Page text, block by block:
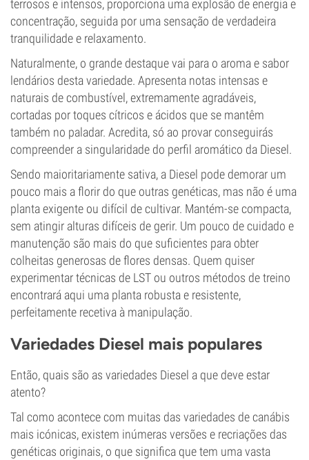
terrosos e intensos, proporciona uma explosão de energia e
concentração, seguida por uma sensação de verdadeira
tranquilidade e relaxamento.
Naturalmente, o grande destaque vai para o aroma e sabor
lendários desta variedade. Apresenta notas intensas e
naturais de combustível, extremamente agradáveis,
cortadas por toques cítricos e ácidos que se mantêm
também no paladar. Acredita, só ao provar conseguirás
compreender a singularidade do perfil aromático da Diesel.
Sendo maioritariamente sativa, a Diesel pode demorar um
pouco mais a florir do que outras genéticas, mas não é uma
planta exigente ou difícil de cultivar. Mantém-se compacta,
sem atingir alturas difíceis de gerir. Um pouco de cuidado e
manutenção são mais do que suficientes para obter
colheitas generosas de flores densas. Quem quiser
experimentar técnicas de LST ou outros métodos de treino
encontrará aqui uma planta robusta e resistente,
perfeitamente recetiva à manipulação.
Variedades Diesel mais populares
Então, quais são as variedades Diesel a que deve estar
atento?
Tal como acontece com muitas das variedades de canábis
mais icónicas, existem inúmeras versões e recriações das
genéticas originais, o que significa que tem uma vasta